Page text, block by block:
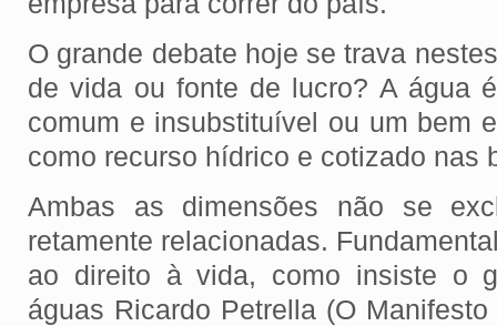
O grande debate hoje se trava
de vida ou fonte de lucro? A água
comum e insubstituível ou um bem
como recurso hídrico e cotizado nas
Ambas as dimensões não se
retamente relacionadas.
ao direito à vida, como insiste o
águas Ricardo Petrella (O